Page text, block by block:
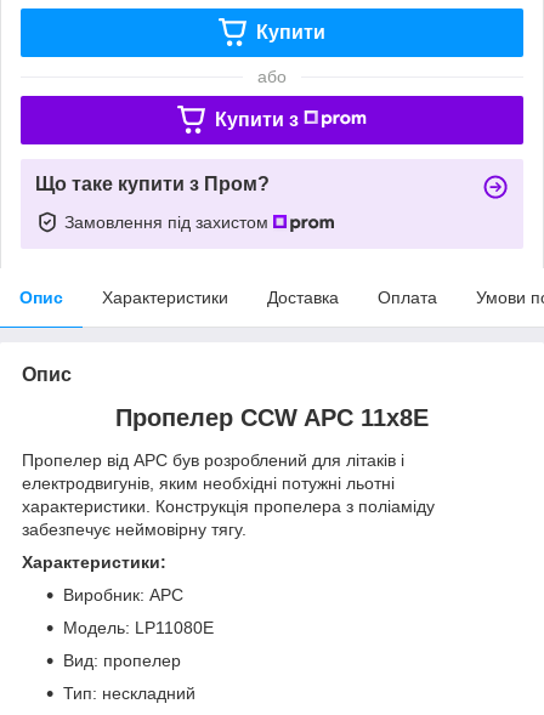
Купити
або
Купити з
Що таке купити з Пром?
Замовлення під захистом
Опис Характеристики Доставка Оплата Умови
Опис
Пропелер CCW APC 11x8E
Пропелер від APC був розроблений для літаків і
електродвигунів, яким необхідні потужні льотні
характеристики. Конструкція пропелера з поліаміду
забезпечує неймовірну тягу.
Характеристики:
Виробник: APC
Модель: LP11080E
Вид: пропелер
Тип: нескладний